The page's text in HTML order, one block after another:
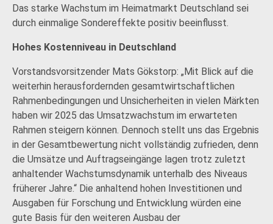
Das starke Wachstum im Heimatmarkt Deutschland sei
durch einmalige Sondereffekte positiv beeinflusst.
Hohes Kostenniveau in Deutschland
Vorstandsvorsitzender Mats Gökstorp: „Mit Blick auf die
weiterhin herausfordernden gesamtwirtschaftlichen
Rahmenbedingungen und Unsicherheiten in vielen Märkten
haben wir 2025 das Umsatzwachstum im erwarteten
Rahmen steigern können. Dennoch stellt uns das Ergebnis
in der Gesamtbewertung nicht vollständig zufrieden, denn
die Umsätze und Auftragseingänge lagen trotz zuletzt
anhaltender Wachstumsdynamik unterhalb des Niveaus
früherer Jahre.“ Die anhaltend hohen Investitionen und
Ausgaben für Forschung und Entwicklung würden eine
gute Basis für den weiteren Ausbau der